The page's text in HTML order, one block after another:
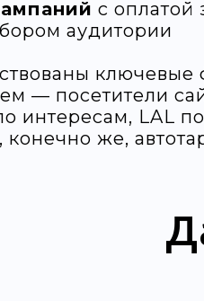
с оплатой
аудитории
ключевые
— посетители
интересам, LAL по
конечно же,